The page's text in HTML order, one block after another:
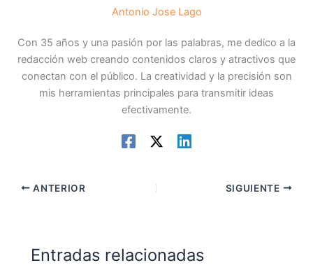
Antonio Jose Lago
Con 35 años y una pasión por las palabras, me dedico a la
redacción web creando contenidos claros y atractivos que
conectan con el público. La creatividad y la precisión son
mis herramientas principales para transmitir ideas
efectivamente.
ANTERIOR SIGUIENTE
Entradas relacionadas